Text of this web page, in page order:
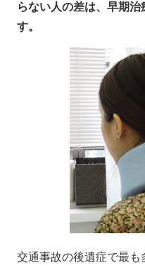
らない人の差は、早期
す。
交通事故の後遺症で最も